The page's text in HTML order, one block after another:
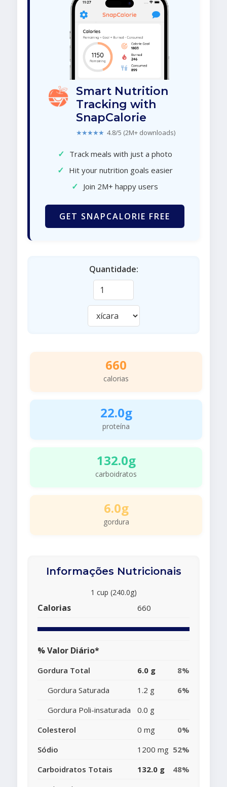
Smart Nutrition
Tracking with
SnapCalorie
★★★★★ 4.8/5 (2M+ downloads)
✓ Track meals with just a photo
✓ Hit your nutrition goals easier
✓ Join 2M+ happy users
GET SNAPCALORIE FREE
Quantidade:
660
calorias
22.0g
proteína
132.0g
carboidratos
6.0g
gordura
Informações Nutricionais
1 cup (240.0g)
Calorias 660
% Valor Diário*
Gordura Total 6.0 g
8%
Gordura Saturada
1.2 g
6%
Gordura Poli-insaturada
0.0 g
Colesterol
0 mg
0%
Sódio
1200 mg 52%
Carboidratos Totais
132.0 g
48%